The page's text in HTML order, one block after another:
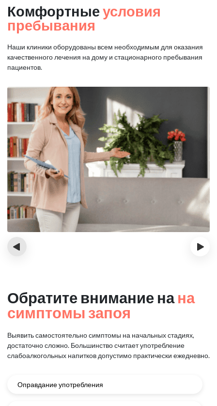
Комфортные условия
пребывания
Наши клиники оборудованы всем необходимым для оказания
качественного лечения на дому и стационарного пребывания
пациентов.
‹ ›
Обратите внимание нана
симптомы запоя
Выявить самостоятельно симптомы на начальных стадиях,
достаточно сложно. Большинство считает употребление
слабоалкогольных напитков допустимо практически ежедневно.
Оправдание употребления